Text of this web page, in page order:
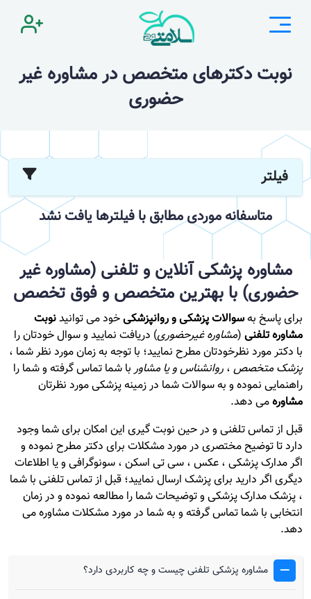
نوبت دکترهای متخصص در مشاوره غیر
حضوری
فیلتر
متاسفانه موردی مطابق با فیلترها یافت نشد
مشاوره پزشکی آنلاین و تلفنی (مشاوره غیر
حضوری) با بهترین متخصص و فوق تخصص
برای پاسخ بهسوالات پزشکی و روانپزشکیخود می توانیدنوبت
مشاوره تلفنی (مشاوره غیرحضوری) دریافت نمایید و سوال خودتان را
با دکتر مورد نظرخودتان مطرح نمایید؛ با توجه به زمان مورد نظر شما ،
پزشک متخصص ، روانشناس و یا مشاوربا شما تماس گرفته و شما را
راهنمایی نموده و به سوالات شما در زمینه پزشکی مورد نظرتان
مشاورهمی دهد.
قبل از تماس تلفنی و در حین نوبت گیری این امکان برای شما وجود
دارد تا توضیح مختصری در مورد مشکلات برای دکتر مطرح نموده و
اگر مدارک پزشکی ، عکس ، سی تی اسکن ، سونوگرافی و یا اطلاعات
دیگری اگر دارید برای پزشک ارسال نمایید؛ قبل از تماس تلفنی با شما
، پزشک مدارک پزشکی و توضیحات شما را مطالعه نموده و در زمان
انتخابی با شما تماس گرفته و به شما در مورد مشکلات مشاوره می
دهد.
مشاوره پزشکی تلفنی چیست و چه کاربردی دارد؟